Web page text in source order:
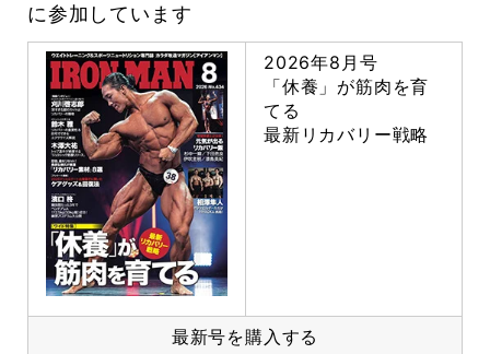
に参加しています
2026年8月号
「休養」が筋肉を育
てる
最新リカバリー戦略
最新号を購入する